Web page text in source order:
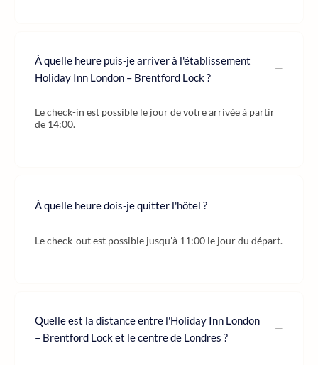
À quelle heure puis-je arriver à l'établissement
Holiday Inn London – Brentford Lock ?
Le check-in est possible le jour de votre arrivée à partir
de 14:00.
À quelle heure dois-je quitter l'hôtel ?
Le check-out est possible jusqu'à 11:00 le jour du départ.
Quelle est la distance entre l'Holiday Inn London
– Brentford Lock et le centre de Londres ?